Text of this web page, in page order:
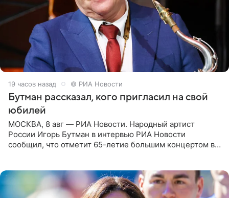
19 часов назад © РИА Новости
Бутман рассказал, кого пригласил на свой
юбилей
МОСКВА, 8 авг — РИА Новости. Народный артист
России Игорь Бутман в интервью РИА Новости
сообщил, что отметит 65-летие большим концертом в